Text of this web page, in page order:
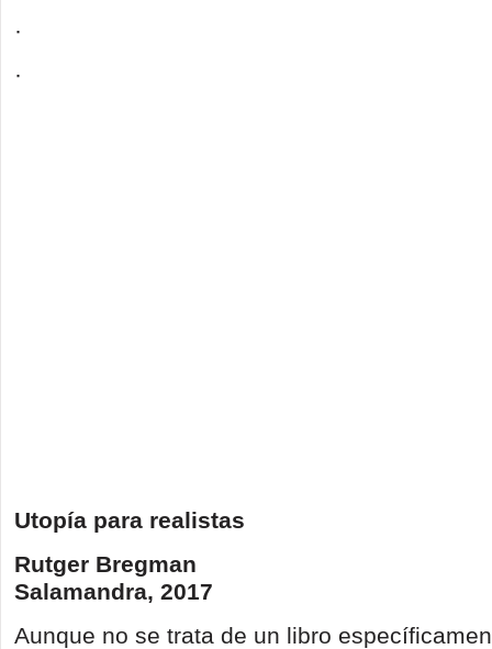
·
·
Utopía para realistas
Rutger Bregman
Salamandra, 2017
Aunque no se trata de un libro